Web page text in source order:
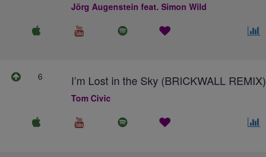
Jörg Augenstein feat. Simon Wild
6 I’m Lost in the Sky (BRICKWALL REMIX)
Tom Civic